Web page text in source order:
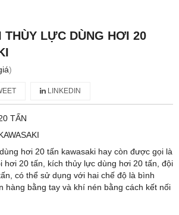
THÙY LỰC DÙNG HƠI 20
)
LINKEDIN
TẤN
hơi 20 tấn kawasaki hay còn được gọi là
hơi 20 tấn, kích thủy lực dùng hơi 20 tấn, đội
có thể sử dụng với hai chế độ là bình
hàng bằng tay và khí nén bằng cách kết nối